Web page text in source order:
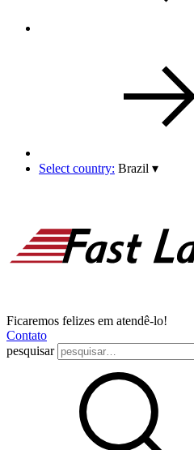
Select country: Brazil ▾
Ficaremos felizes em atendê-lo!
Contato
pesquisar